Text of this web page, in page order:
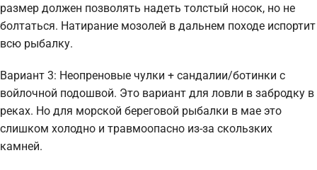
размер должен позволять надеть толстый носок, но не
болтаться. Натирание мозолей в дальнем походе испортит
всю рыбалку.
Вариант 3: Неопреновые чулки + сандалии/ботинки с
войлочной подошвой. Это вариант для ловли в забродку в
реках. Но для морской береговой рыбалки в мае это
слишком холодно и травмоопасно из-за скользких
камней.